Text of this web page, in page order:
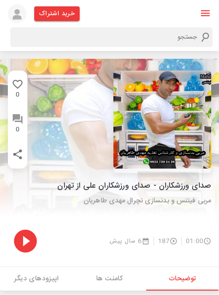
خرید اشتراک
0
0
صدای ورزشکاران - صدای ورزشکاران علی از تهران
مربی فیتنس و بدنسازی نچرال مهدی طاهریان
01:00
187 6 سال پیش
توضیحات کامنت ها اپیزودهای دیگر